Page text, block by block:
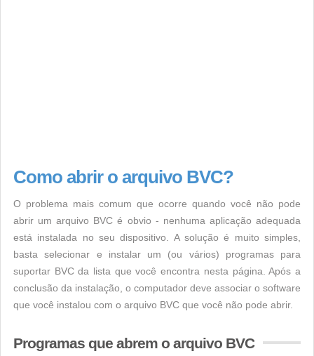
Como abrir o arquivo BVC?
O problema mais comum que ocorre quando você não pode
abrir um arquivo BVC é obvio - nenhuma aplicação adequada
está instalada no seu dispositivo. A solução é muito simples,
basta selecionar e instalar um (ou vários) programas para
suportar BVC da lista que você encontra nesta página. Após a
conclusão da instalação, o computador deve associar o software
que você instalou com o arquivo BVC que você não pode abrir.
Programas que abrem o arquivo BVC